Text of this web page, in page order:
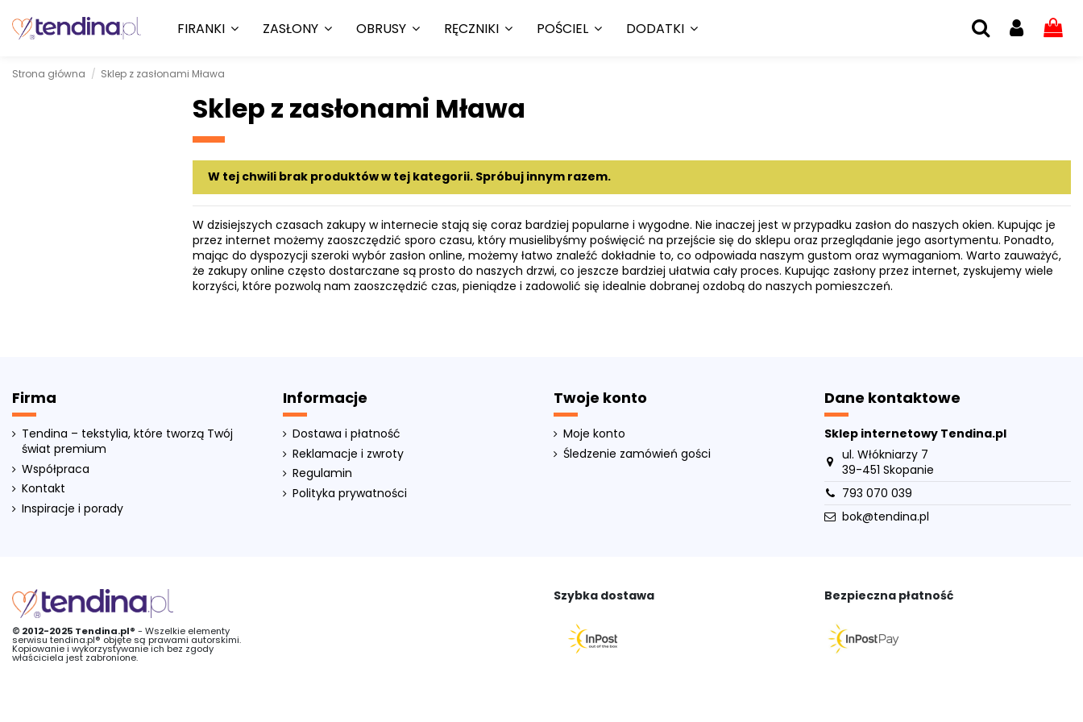
FIRANKI ZASŁONY OBRUSY RĘCZNIKI POŚCIEL DODATKI
Strona główna Sklep z zasłonami Mława
Sklep z zasłonami Mława
W tej chwili brak produktów w tej kategorii. Spróbuj innym razem.
W dzisiejszych czasach zakupy w internecie stają się coraz bardziej popularne i wygodne. Nie inaczej jest w przypadku zasłon do naszych okien. Kupując je
przez internet możemy zaoszczędzić sporo czasu, który musielibyśmy poświęcić na przejście się do sklepu oraz przeglądanie jego asortymentu. Ponadto,
mając do dyspozycji szeroki wybór zasłon online, możemy łatwo znaleźć dokładnie to, co odpowiada naszym gustom oraz wymaganiom. Warto zauważyć,
że zakupy online często dostarczane są prosto do naszych drzwi, co jeszcze bardziej ułatwia cały proces. Kupując zasłony przez internet, zyskujemy wiele
korzyści, które pozwolą nam zaoszczędzić czas, pieniądze i zadowolić się idealnie dobranej ozdobą do naszych pomieszczeń.
Firma
Tendina – tekstylia, które tworzą Twój
świat premium
Współpraca
Kontakt
Inspiracje i porady
Informacje
Dostawa i płatność
Reklamacje i zwroty
Regulamin
Polityka prywatności
Twoje konto
Moje konto
Śledzenie zamówień gości
Dane kontaktowe
Sklep internetowy Tendina.pl
ul. Włókniarzy 7
39-451 Skopanie
793 070 039
bok@tendina.pl
© 2012-2025 Tendina.pl® - Wszelkie elementy
serwisu tendina.pl® objęte są prawami autorskimi.
Kopiowanie i wykorzystywanie ich bez zgody
właściciela jest zabronione.
Szybka dostawa Bezpieczna płatność